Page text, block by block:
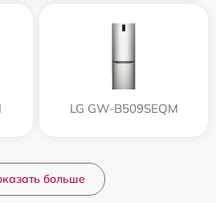
LG GW-B509SEQM
больше